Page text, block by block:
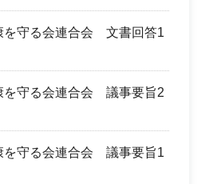
を守る会連合会 文書回答1
を守る会連合会 議事要旨2
を守る会連合会 議事要旨1